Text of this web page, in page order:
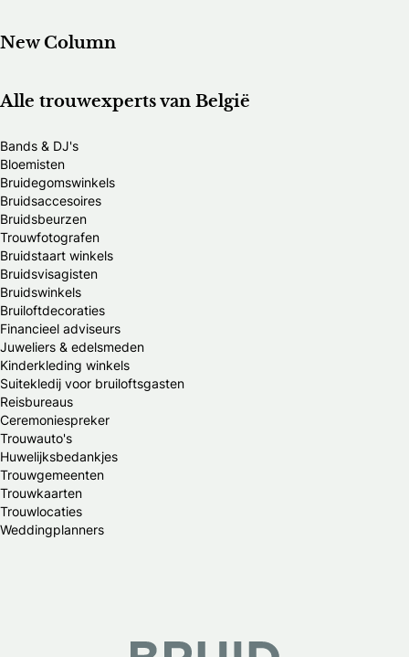
New Column
Alle trouwexperts van België
Bands & DJ's
Bloemisten
Bruidegomswinkels
Bruidsaccesoires
Bruidsbeurzen
Trouwfotografen
Bruidstaart winkels
Bruidsvisagisten
Bruidswinkels
Bruiloftdecoraties
Financieel adviseurs
Juweliers & edelsmeden
Kinderkleding winkels
Suitekledij voor bruiloftsgasten
Reisbureaus
Ceremoniespreker
Trouwauto's
Huwelijksbedankjes
Trouwgemeenten
Trouwkaarten
Trouwlocaties
Weddingplanners